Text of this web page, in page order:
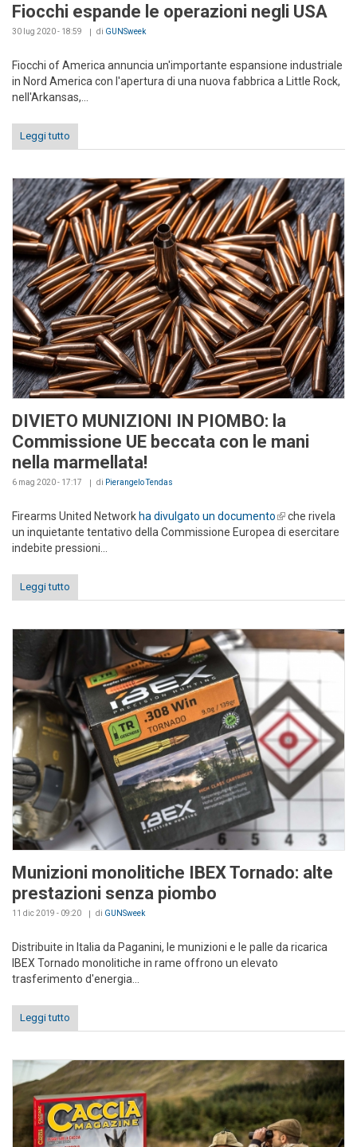
Fiocchi espande le operazioni negli USA
30 lug 2020 - 18:59 di GUNSweek
Fiocchi of America annuncia un'importante espansione industriale
in Nord America con l'apertura di una nuova fabbrica a Little Rock,
nell'Arkansas,...
Leggi tutto
DIVIETO MUNIZIONI IN PIOMBO: la
Commissione UE beccata con le mani
nella marmellata!
6 mag 2020 - 17:17 di Pierangelo Tendas
Firearms United Network ha divulgato un documento(link is external)
che rivela
un inquietante tentativo della Commissione Europea di esercitare
indebite pressioni...
Leggi tutto
Munizioni monolitiche IBEX Tornado: alte
prestazioni senza piombo
11 dic 2019 - 09:20 di GUNSweek
Distribuite in Italia da Paganini, le munizioni e le palle da ricarica
IBEX Tornado monolitiche in rame offrono un elevato
trasferimento d'energia...
Leggi tutto